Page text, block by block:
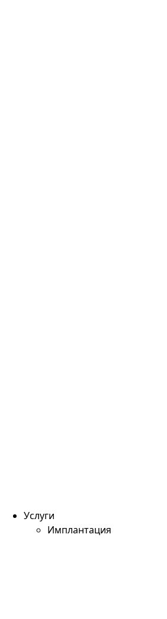
Услуги
Имплантация